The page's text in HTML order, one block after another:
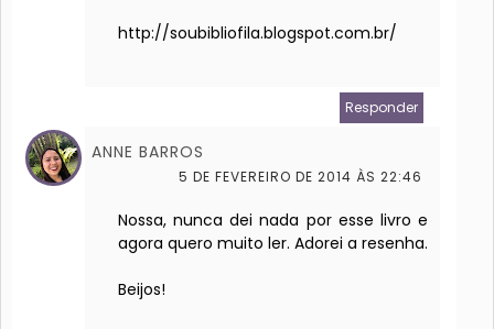
http://soubibliofila.blogspot.com.br/
Responder
ANNE BARROS
5 DE FEVEREIRO DE 2014 ÀS 22:46
Nossa, nunca dei nada por esse livro e
agora quero muito ler. Adorei a resenha.
Beijos!